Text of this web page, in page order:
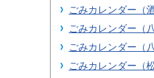
ごみカレンダー（
ごみカレンダー（
ごみカレンダー（
ごみカレンダー（